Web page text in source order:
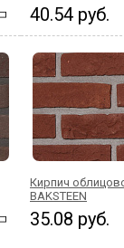
40.54 руб.
Кирпич
BAKSTEEN
35.08 руб.